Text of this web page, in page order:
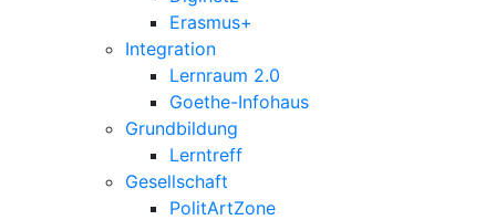
Erasmus+
Integration
Lernraum 2.0
Goethe-Infohaus
Grundbildung
Lerntreff
Gesellschaft
PolitArtZone